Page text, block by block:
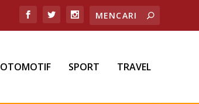
OTOMOTIF SPORT TRAVEL